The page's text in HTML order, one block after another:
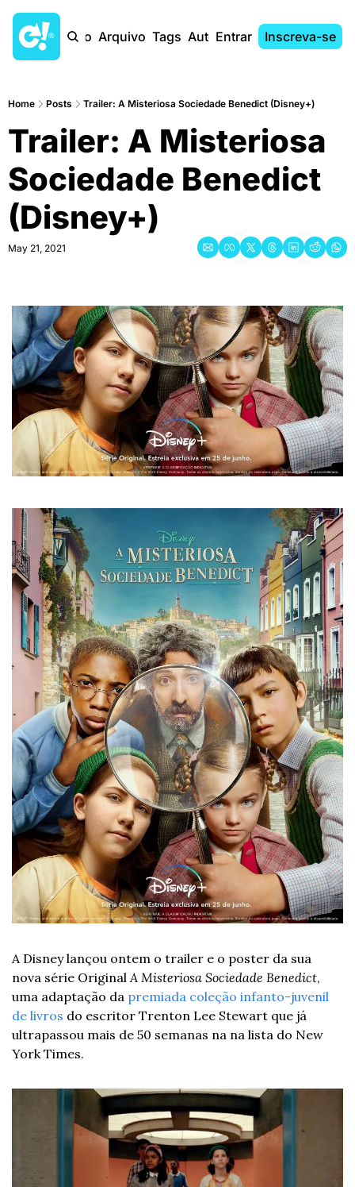
Início Arquivo Tags AutoresEntrar Inscreva-se
Home Posts Trailer: A Misteriosa Sociedade Benedict (Disney+)
Trailer: A Misteriosa
Sociedade Benedict
(Disney+)
May 21, 2021
A Disney lançou ontem o trailer e o poster da sua
nova série Original A Misteriosa Sociedade Benedict,
uma adaptação da premiada coleção infanto-juvenil
de livros do escritor Trenton Lee Stewart que já
ultrapassou mais de 50 semanas na na lista do New
York Times.